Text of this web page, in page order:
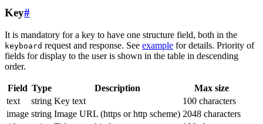
Key#
It is mandatory for a key to have one structure field, both in the
keyboard request and response. See example for details. Priority of
fields for display to the user is shown in the table in descending
order.
Field Type Description
Max size
text
string Key text
100 characters
image string Image URL (https or http scheme) 2048 characters